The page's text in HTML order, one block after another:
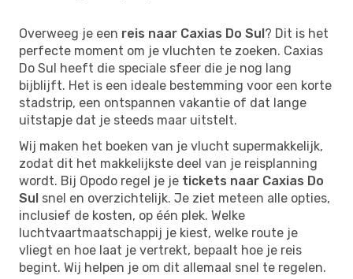
Overweeg je een reis naar Caxias Do Sul? Dit is het
perfecte moment om je vluchten te zoeken. Caxias
Do Sul heeft die speciale sfeer die je nog lang
bijblijft. Het is een ideale bestemming voor een korte
stadstrip, een ontspannen vakantie of dat lange
uitstapje dat je steeds maar uitstelt.
Wij maken het boeken van je vlucht supermakkelijk,
zodat dit het makkelijkste deel van je reisplanning
wordt. Bij Opodo regel je je tickets naar Caxias Do
Sul snel en overzichtelijk. Je ziet meteen alle opties,
inclusief de kosten, op één plek. Welke
luchtvaartmaatschappij je kiest, welke route je
vliegt en hoe laat je vertrekt, bepaalt hoe je reis
begint. Wij helpen je om dit allemaal snel te regelen.